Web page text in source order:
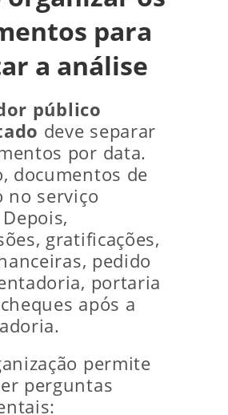
para
a análise
público
deve separar
por data.
documentos de
no serviço
gratificações,
pedido
portaria
após a
permite
perguntas